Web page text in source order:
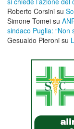
Roberto Corsini su
Simone Tomei su
sindaco Puglia: “Non
Gesualdo Pieroni su